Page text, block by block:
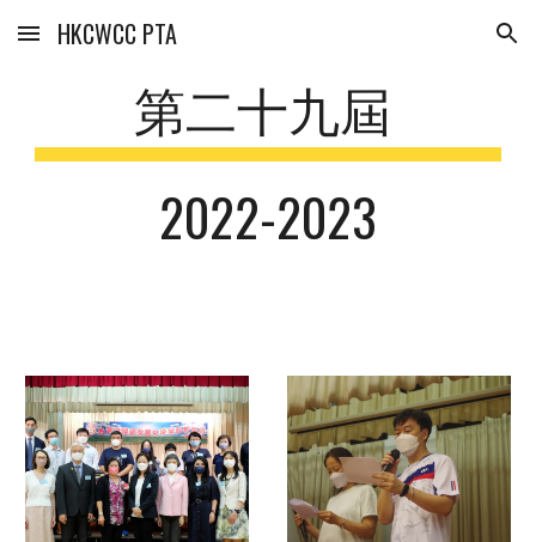
Skip to main content Skip to navigation
HKCWCC PTA
第二十九屆
2022-2023